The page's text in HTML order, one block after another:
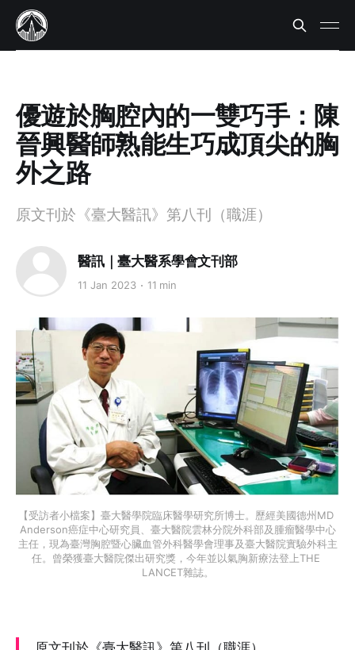
優遊於胸腔內的一雙巧手：陳
晉興醫師熟能生巧成頂尖的胸
外之路
原文刊於《臺大醫訊》第八刊（職涯）
醫訊｜臺大醫系學會文刊部
11 Jan 2023 11 min
【受訪者小檔案】臺大醫學院臨床醫學研究所博士。歷經美國德州MD
Anderson癌症中心研究員、臺大醫院雲林分院外科部及腫瘤醫學中心
主任，現為臺灣胸腔暨心臟血管外科醫學會理事及臺大醫院實驗外科主
任。曾榮獲臺大醫院傑出研究獎，今年並以氣胸新療法登上THE
LANCET雜誌。